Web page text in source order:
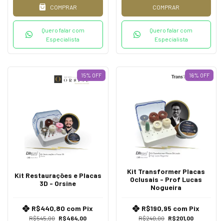
COMPRAR
Quero falar com
Especialista
COMPRAR
Quero falar com
Especialista
15% OFF
Kit Restaurações e Placas
3D - Orsine
R$545,00 R$464,00
R$440,80 com Pix
16% OFF
Kit Transformer Placas
Oclusais - Prof Lucas
Nogueira
R$240,00 R$201,00
R$190,95 com Pix